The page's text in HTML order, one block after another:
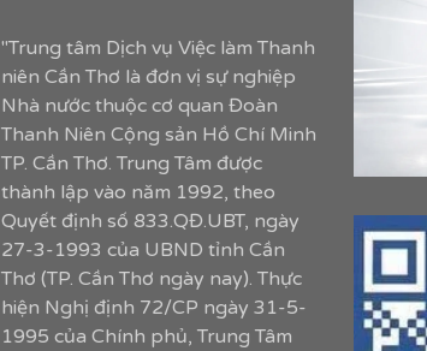
"Trung tâm Dịch vụ Việc làm Thanh
niên Cần Thơ là đơn vị sự nghiệp
Nhà nước thuộc cơ quan Đoàn
Thanh Niên Cộng sản Hồ Chí Minh
TP. Cần Thơ. Trung Tâm được
thành lập vào năm 1992, theo
Quyết định số 833.QĐ.UBT, ngày
27-3-1993 của UBND tỉnh Cần
Thơ (TP. Cần Thơ ngày nay). Thực
hiện Nghị định 72/CP ngày 31-5-
1995 của Chính phủ, Trung Tâm